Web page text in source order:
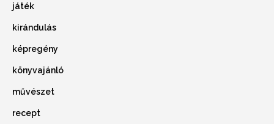
játék
kirándulás
képregény
könyvajánló
művészet
recept